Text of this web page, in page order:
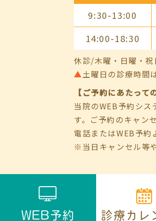
9:30-13:00
14:00-18:30
休診/木曜・日曜・祝
▲土曜日の診療時
【ご予約にあたって
当院のWEB予約シ
す。ご予約のキャン
電話またはWEB予約
※当日キャンセル等
WEB予約 診療カレ